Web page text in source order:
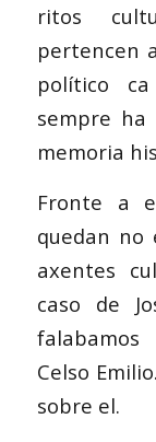
ritos
pertencen
político
sempre
memoria
Fronte a
quedan no
axentes
caso de
Celso
sobre el.